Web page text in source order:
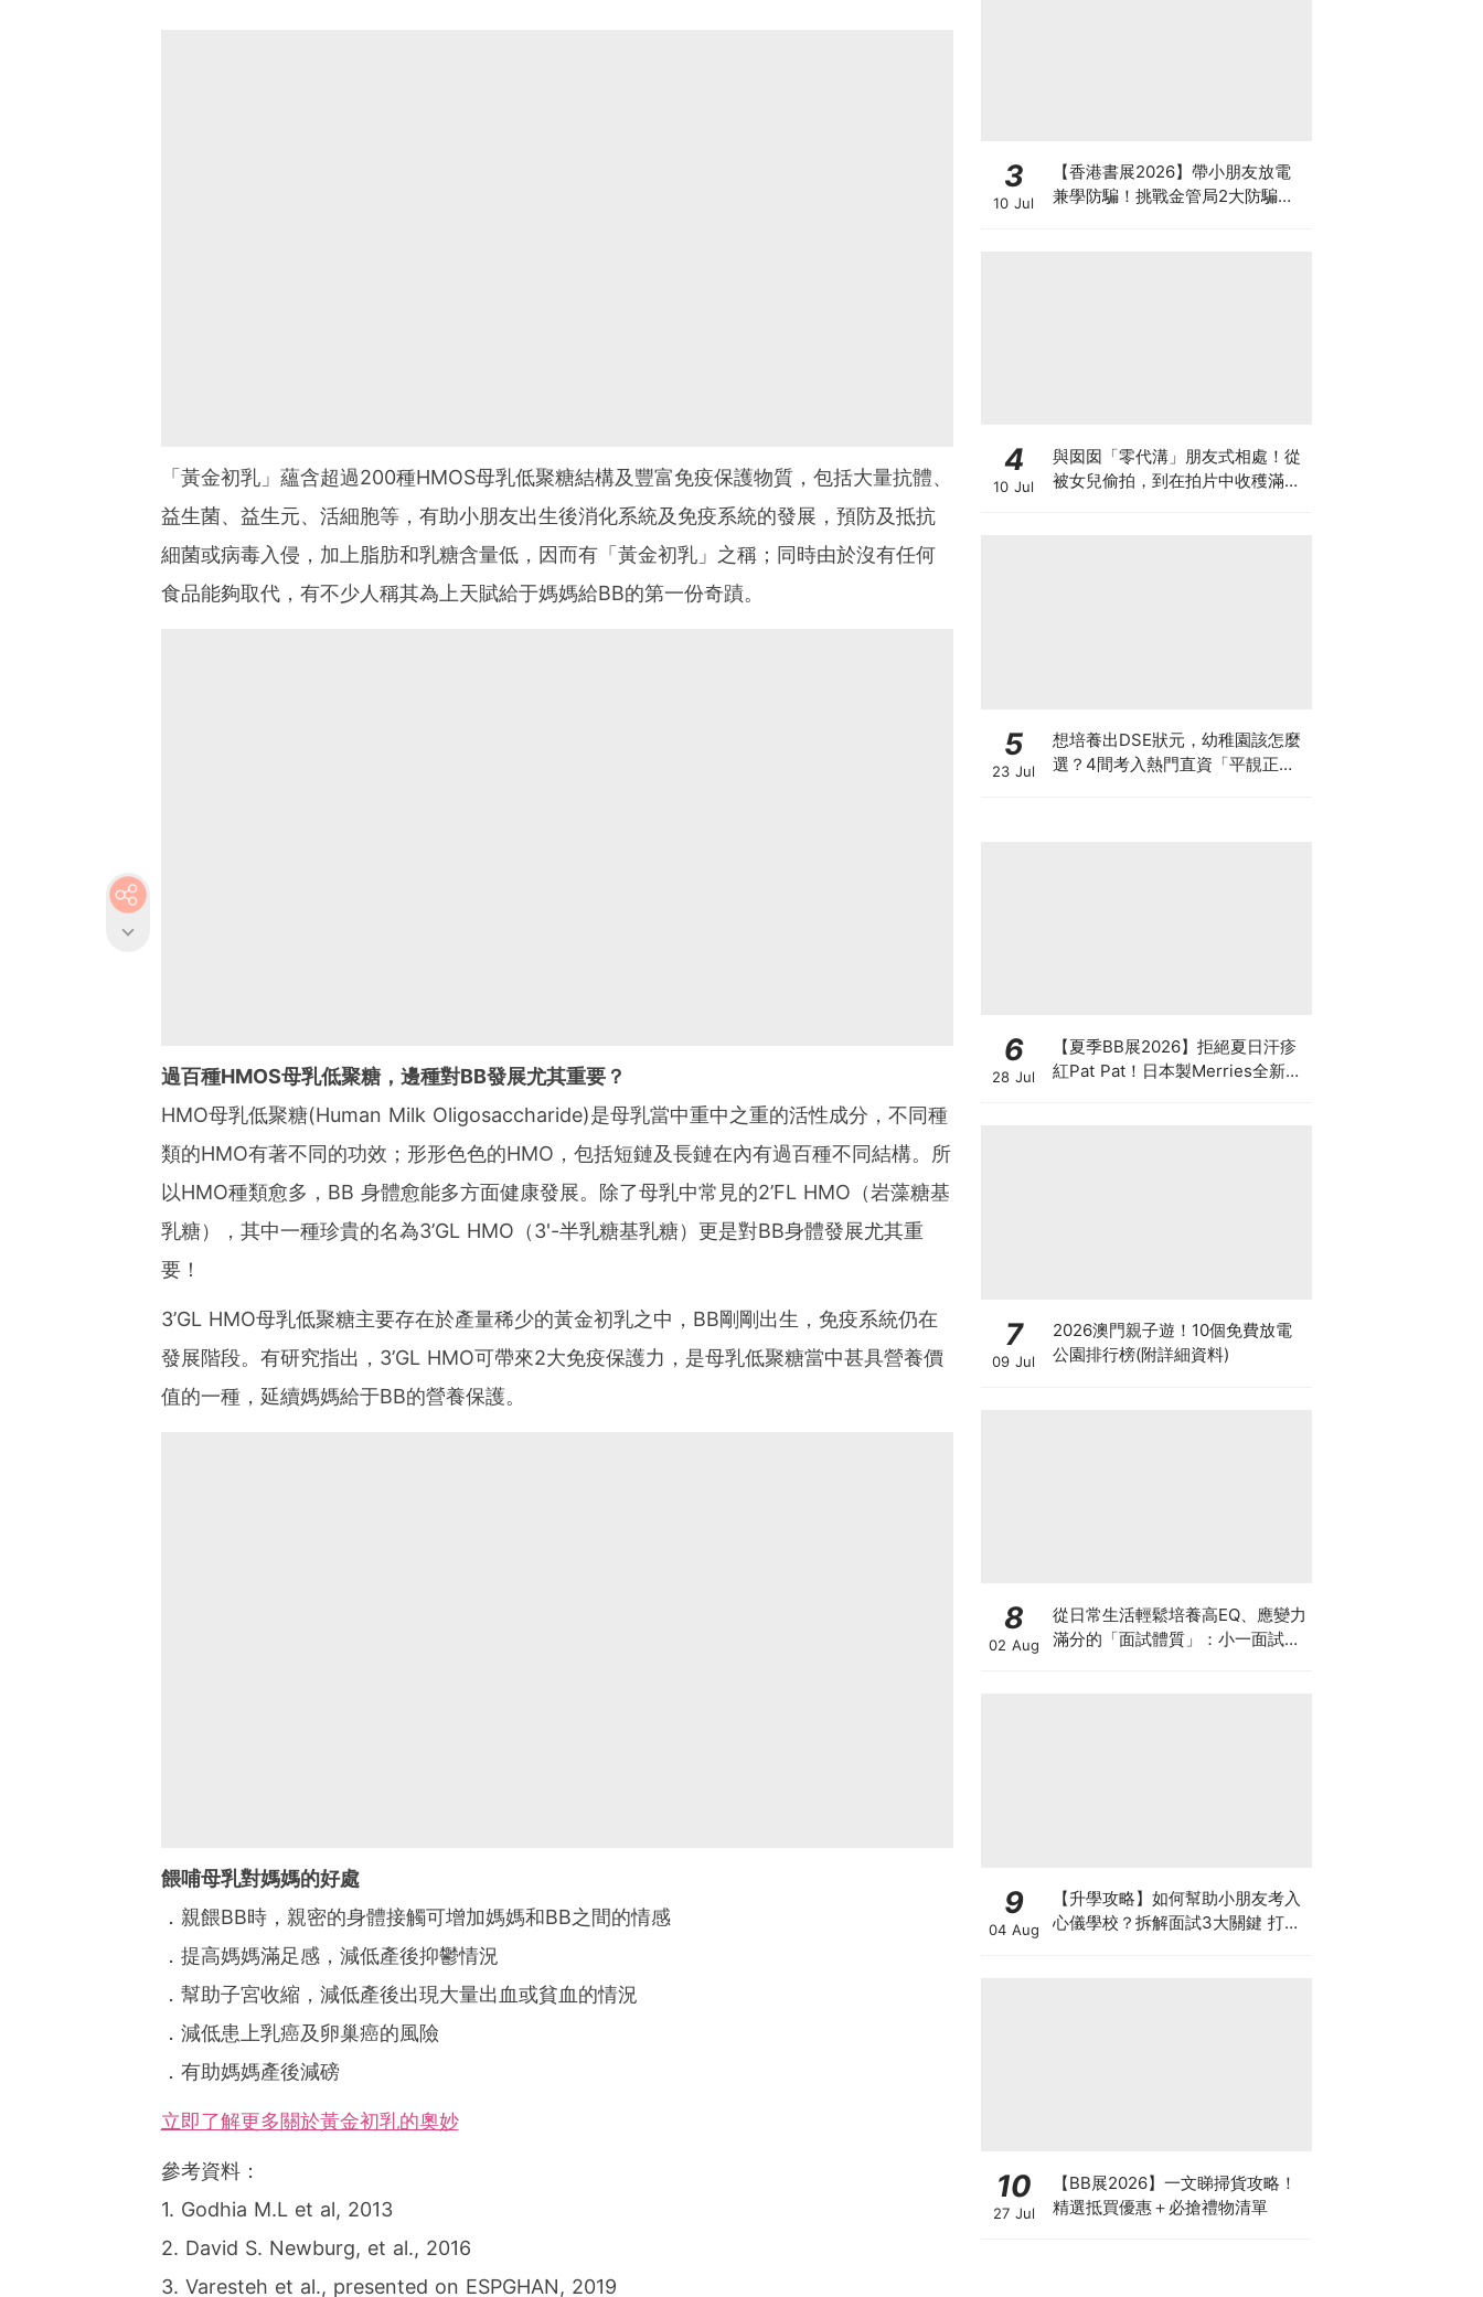
「黃金初乳」蘊含超過200種HMOS母乳低聚糖結構及豐富免疫保護物質，包括大量抗體、
益生菌、益生元、活細胞等，有助小朋友出生後消化系統及免疫系統的發展，預防及抵抗
細菌或病毒入侵，加上脂肪和乳糖含量低，因而有「黃金初乳」之稱；同時由於沒有任何
食品能夠取代，有不少人稱其為上天賦給于媽媽給BB的第一份奇蹟。
過百種HMOS母乳低聚糖，邊種對BB發展尤其重要？
HMO母乳低聚糖(Human Milk Oligosaccharide)是母乳當中重中之重的活性成分，不同種
類的HMO有著不同的功效；形形色色的HMO，包括短鏈及長鏈在內有過百種不同結構。所
以HMO種類愈多，BB 身體愈能多方面健康發展。除了母乳中常見的2’FL HMO（岩藻糖基
乳糖），其中一種珍貴的名為3’GL HMO（3'-半乳糖基乳糖）更是對BB身體發展尤其重
要！
3’GL HMO母乳低聚糖主要存在於產量稀少的黃金初乳之中，BB剛剛出生，免疫系統仍在
發展階段。有研究指出，3’GL HMO可帶來2大免疫保護力，是母乳低聚糖當中甚具營養價
值的一種，延續媽媽給于BB的營養保護。
餵哺母乳對媽媽的好處
．親餵BB時，親密的身體接觸可增加媽媽和BB之間的情感
．提高媽媽滿足感，減低產後抑鬱情況
．幫助子宮收縮，減低產後出現大量出血或貧血的情況
．減低患上乳癌及卵巢癌的風險
．有助媽媽產後減磅
立即了解更多關於黃金初乳的奧妙
參考資料：
1. Godhia M.L et al, 2013
2. David S. Newburg, et al., 2016
3. Varesteh et al., presented on ESPGHAN, 2019
3
10 Jul
【香港書展2026】帶小朋友放電
兼學防騙！挑戰金管局2大防騙遊
4
10 Jul
與囡囡「零代溝」朋友式相處！從
被女兒偷拍，到在拍片中收穫滿足
5
23 Jul
想培養出DSE狀元，幼稚園該怎麼
選？4間考入熱門直資「平靚正」
6
28 Jul
【夏季BB展2026】拒絕夏日汗疹
紅Pat Pat！日本製Merries全新超
7
09 Jul
2026澳門親子遊！10個免費放電
公園排行榜(附詳細資料)
8
02 Aug
從日常生活輕鬆培養高EQ、應變力
滿分的「面試體質」：小一面試最
9
04 Aug
【升學攻略】如何幫助小朋友考入
心儀學校？拆解面試3大關鍵 打好
10
27 Jul
【BB展2026】一文睇掃貨攻略！
精選抵買優惠＋必搶禮物清單